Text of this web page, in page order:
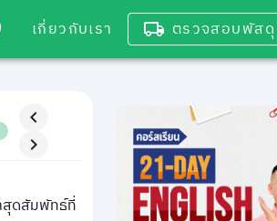
เกี่ยวกับเรา ตรวจสอบพัสดุ
สุดสัมพัทธ์ที่